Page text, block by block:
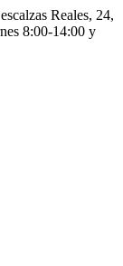
Reales, 24,
8:00-14:00 y